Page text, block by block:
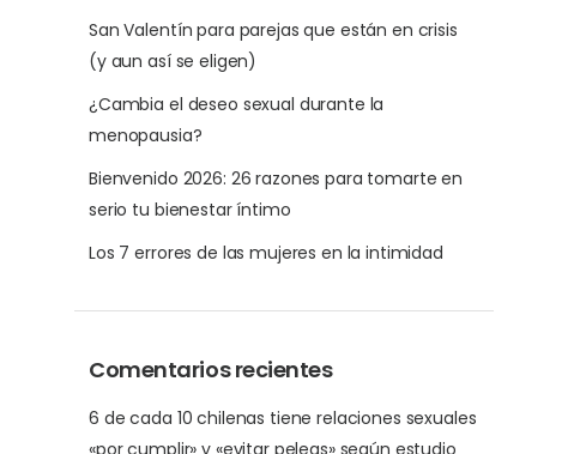
San Valentín para parejas que están en crisis
(y aun así se eligen)
¿Cambia el deseo sexual durante la
menopausia?
Bienvenido 2026: 26 razones para tomarte en
serio tu bienestar íntimo
Los 7 errores de las mujeres en la intimidad
Comentarios recientes
6 de cada 10 chilenas tiene relaciones sexuales
«por cumplir» y «evitar peleas» según estudio